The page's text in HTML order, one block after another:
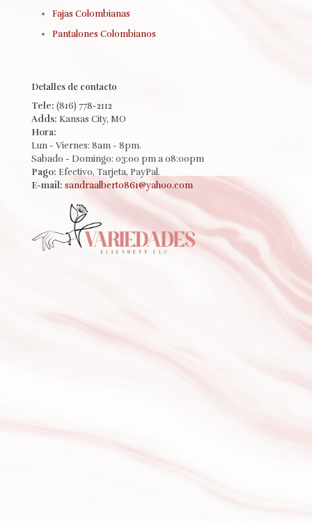
Fajas Colombianas
Pantalones Colombianos
Detalles de contacto
Tele: (816) 778-2112
Adds: Kansas City, MO
Hora:
Lun - Viernes: 8am - 8pm.
Sabado - Domingo: 03:00 pm a 08:00pm
Pago: Efectivo, Tarjeta, PayPal.
E-mail: sandraalberto861@yahoo.com